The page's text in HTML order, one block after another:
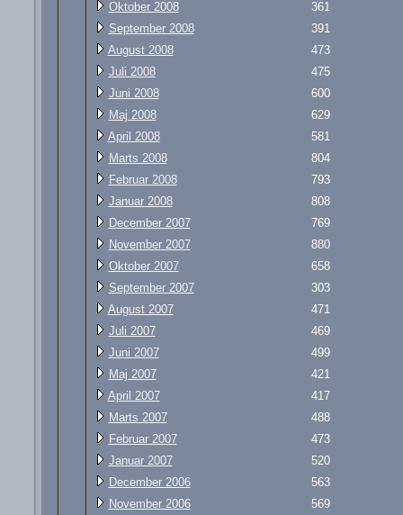
Oktober 2008
361
September 2008
391
August 2008
473
Juli 2008
475
Juni 2008
600
Maj 2008
629
April 2008
581
Marts 2008
804
Februar 2008
793
Januar 2008
808
December 2007
769
November 2007
880
Oktober 2007
658
September 2007
303
August 2007
471
Juli 2007
469
Juni 2007
499
Maj 2007
421
April 2007
417
Marts 2007
488
Februar 2007
473
Januar 2007
520
December 2006
563
November 2006
569